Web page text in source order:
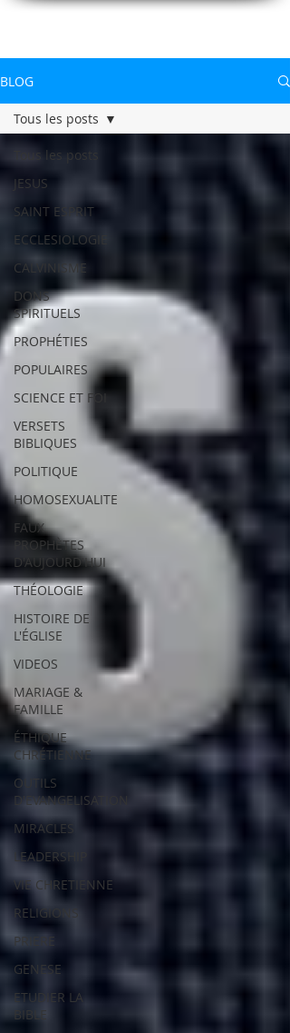
BLOG
Tous les posts
JESUS
SAINT ESPRIT
ECCLESIOLOGIE
CALVINISME
DONS
SPIRITUELS
PROPHÉTIES
POPULAIRES
SCIENCE ET FOI
VERSETS
BIBLIQUES
POLITIQUE
HOMOSEXUALITE
FAUX
PROPHÈTES
D'AUJOURD'HUI
THÉOLOGIE
HISTOIRE DE
L'ÉGLISE
VIDEOS
MARIAGE &
FAMILLE
ÉTHIQUE
CHRÉTIENNE
OUTILS
D'EVANGELISATION
MIRACLES
LEADERSHIP
VIE CHRETIENNE
RELIGIONS
PRIERE
GENESE
ETUDIER LA
BIBLE
Tous les posts